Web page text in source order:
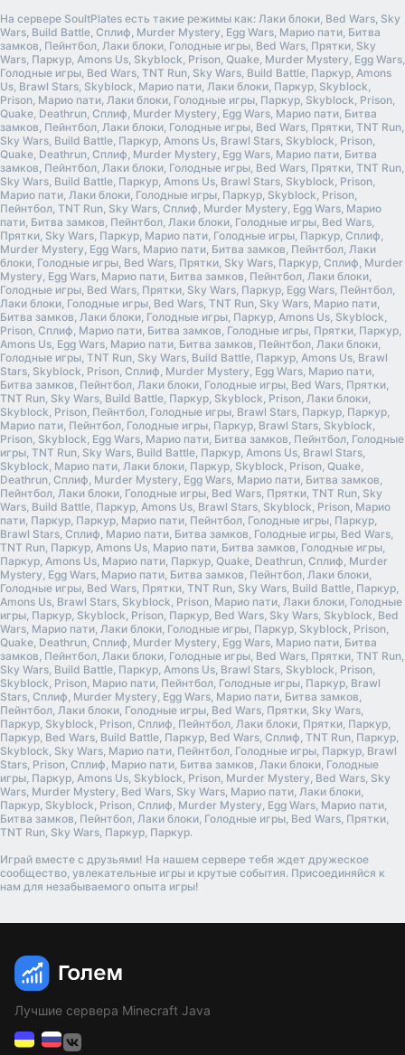
На сервере SoultPlates есть такие режимы как: Лаки блоки, Bed Wars, Sky
Wars, Build Battle, Сплиф, Murder Mystery, Egg Wars, Марио пати, Битва
замков, Пейнтбол, Лаки блоки, Голодные игры, Bed Wars, Прятки, Sky
Wars, Паркур, Amons Us, Skyblock, Prison, Quake, Murder Mystery, Egg Wars,
Голодные игры, Bed Wars, TNT Run, Sky Wars, Build Battle, Паркур, Amons
Us, Brawl Stars, Skyblock, Марио пати, Лаки блоки, Паркур, Skyblock,
Prison, Марио пати, Лаки блоки, Голодные игры, Паркур, Skyblock, Prison,
Quake, Deathrun, Сплиф, Murder Mystery, Egg Wars, Марио пати, Битва
замков, Пейнтбол, Лаки блоки, Голодные игры, Bed Wars, Прятки, TNT Run,
Sky Wars, Build Battle, Паркур, Amons Us, Brawl Stars, Skyblock, Prison,
Quake, Deathrun, Сплиф, Murder Mystery, Egg Wars, Марио пати, Битва
замков, Пейнтбол, Лаки блоки, Голодные игры, Bed Wars, Прятки, TNT Run,
Sky Wars, Build Battle, Паркур, Amons Us, Brawl Stars, Skyblock, Prison,
Марио пати, Лаки блоки, Голодные игры, Паркур, Skyblock, Prison,
Пейнтбол, TNT Run, Sky Wars, Сплиф, Murder Mystery, Egg Wars, Марио
пати, Битва замков, Пейнтбол, Лаки блоки, Голодные игры, Bed Wars,
Прятки, Sky Wars, Паркур, Марио пати, Голодные игры, Паркур, Сплиф,
Murder Mystery, Egg Wars, Марио пати, Битва замков, Пейнтбол, Лаки
блоки, Голодные игры, Bed Wars, Прятки, Sky Wars, Паркур, Сплиф, Murder
Mystery, Egg Wars, Марио пати, Битва замков, Пейнтбол, Лаки блоки,
Голодные игры, Bed Wars, Прятки, Sky Wars, Паркур, Egg Wars, Пейнтбол,
Лаки блоки, Голодные игры, Bed Wars, TNT Run, Sky Wars, Марио пати,
Битва замков, Лаки блоки, Голодные игры, Паркур, Amons Us, Skyblock,
Prison, Сплиф, Марио пати, Битва замков, Голодные игры, Прятки, Паркур,
Amons Us, Egg Wars, Марио пати, Битва замков, Пейнтбол, Лаки блоки,
Голодные игры, TNT Run, Sky Wars, Build Battle, Паркур, Amons Us, Brawl
Stars, Skyblock, Prison, Сплиф, Murder Mystery, Egg Wars, Марио пати,
Битва замков, Пейнтбол, Лаки блоки, Голодные игры, Bed Wars, Прятки,
TNT Run, Sky Wars, Build Battle, Паркур, Skyblock, Prison, Лаки блоки,
Skyblock, Prison, Пейнтбол, Голодные игры, Brawl Stars, Паркур, Паркур,
Марио пати, Пейнтбол, Голодные игры, Паркур, Brawl Stars, Skyblock,
Prison, Skyblock, Egg Wars, Марио пати, Битва замков, Пейнтбол, Голодные
игры, TNT Run, Sky Wars, Build Battle, Паркур, Amons Us, Brawl Stars,
Skyblock, Марио пати, Лаки блоки, Паркур, Skyblock, Prison, Quake,
Deathrun, Сплиф, Murder Mystery, Egg Wars, Марио пати, Битва замков,
Пейнтбол, Лаки блоки, Голодные игры, Bed Wars, Прятки, TNT Run, Sky
Wars, Build Battle, Паркур, Amons Us, Brawl Stars, Skyblock, Prison, Марио
пати, Паркур, Паркур, Марио пати, Пейнтбол, Голодные игры, Паркур,
Brawl Stars, Сплиф, Марио пати, Битва замков, Голодные игры, Bed Wars,
TNT Run, Паркур, Amons Us, Марио пати, Битва замков, Голодные игры,
Паркур, Amons Us, Марио пати, Паркур, Quake, Deathrun, Сплиф, Murder
Mystery, Egg Wars, Марио пати, Битва замков, Пейнтбол, Лаки блоки,
Голодные игры, Bed Wars, Прятки, TNT Run, Sky Wars, Build Battle, Паркур,
Amons Us, Brawl Stars, Skyblock, Prison, Марио пати, Лаки блоки, Голодные
игры, Паркур, Skyblock, Prison, Паркур, Bed Wars, Sky Wars, Skyblock, Bed
Wars, Марио пати, Лаки блоки, Голодные игры, Паркур, Skyblock, Prison,
Quake, Deathrun, Сплиф, Murder Mystery, Egg Wars, Марио пати, Битва
замков, Пейнтбол, Лаки блоки, Голодные игры, Bed Wars, Прятки, TNT Run,
Sky Wars, Build Battle, Паркур, Amons Us, Brawl Stars, Skyblock, Prison,
Skyblock, Prison, Марио пати, Пейнтбол, Голодные игры, Паркур, Brawl
Stars, Сплиф, Murder Mystery, Egg Wars, Марио пати, Битва замков,
Пейнтбол, Лаки блоки, Голодные игры, Bed Wars, Прятки, Sky Wars,
Паркур, Skyblock, Prison, Сплиф, Пейнтбол, Лаки блоки, Прятки, Паркур,
Паркур, Bed Wars, Build Battle, Паркур, Bed Wars, Сплиф, TNT Run, Паркур,
Skyblock, Sky Wars, Марио пати, Пейнтбол, Голодные игры, Паркур, Brawl
Stars, Prison, Сплиф, Марио пати, Битва замков, Лаки блоки, Голодные
игры, Паркур, Amons Us, Skyblock, Prison, Murder Mystery, Bed Wars, Sky
Wars, Murder Mystery, Bed Wars, Sky Wars, Марио пати, Лаки блоки,
Паркур, Skyblock, Prison, Сплиф, Murder Mystery, Egg Wars, Марио пати,
Битва замков, Пейнтбол, Лаки блоки, Голодные игры, Bed Wars, Прятки,
TNT Run, Sky Wars, Паркур, Паркур.
Играй вместе с друзьями! На нашем сервере тебя ждет дружеское
сообщество, увлекательные игры и крутые события. Присоединяйся к
нам для незабываемого опыта игры!
Лучшие сервера Minecraft Java